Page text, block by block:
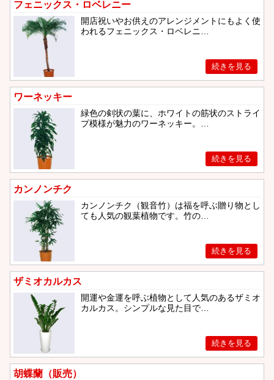
フェニックス・ロベレニー
開店祝いやお供えのアレンジメントにもよく使
われるフェニックス・ロベレニ…
ワーネッキー
緑色の剣状の葉に、ホワイトの筋状のストライ
プ模様が魅力のワーネッキー。…
カンノンチク
カンノンチク（観音竹）は福を呼ぶ贈り物とし
ても人気の観葉植物です。竹の…
ザミオカルカス
開運や金運を呼ぶ植物として人気のあるザミオ
カルカス。シンプルな見た目で…
胡蝶蘭（販売）